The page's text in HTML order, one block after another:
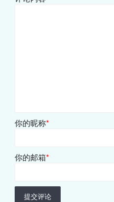
你的昵称*
你的邮箱*
提交评论